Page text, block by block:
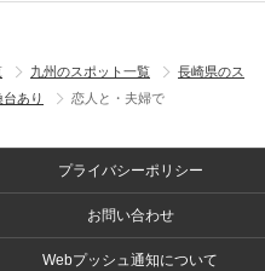
九州のスポット一覧
長崎県のス
あり 恋人と・夫婦で
プライバシーポリシー
お問い合わせ
Webプッシュ通知について